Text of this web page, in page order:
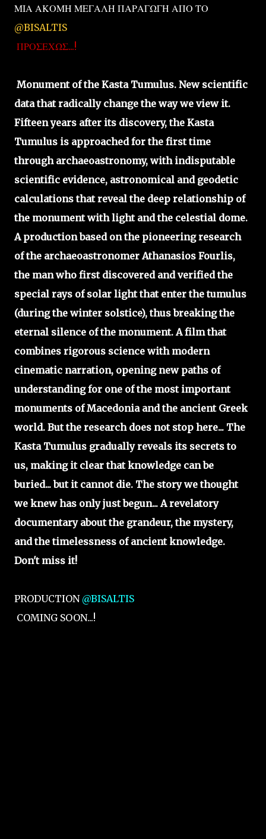
ΜΙΑ ΑΚΟΜΗ ΜΕΓΑΛΗ ΠΑΡΑΓΩΓΗ ΑΠΟ ΤΟ
@BISALTIS‬
ΠΡΟΣΕΧΩΣ...!
Monument of the Kasta Tumulus. New scientific
data that radically change the way we view it.
Fifteen years after its discovery, the Kasta
Tumulus is approached for the first time
through archaeoastronomy, with indisputable
scientific evidence, astronomical and geodetic
calculations that reveal the deep relationship of
the monument with light and the celestial dome.
A production based on the pioneering research
of the archaeoastronomer Athanasios Fourlis,
the man who first discovered and verified the
special rays of solar light that enter the tumulus
(during the winter solstice), thus breaking the
eternal silence of the monument. A film that
combines rigorous science with modern
cinematic narration, opening new paths of
understanding for one of the most important
monuments of Macedonia and the ancient Greek
world. But the research does not stop here... The
Kasta Tumulus gradually reveals its secrets to
us, making it clear that knowledge can be
buried... but it cannot die. The story we thought
we knew has only just begun... A revelatory
documentary about the grandeur, the mystery,
and the timelessness of ancient knowledge.
Don't miss it!
PRODUCTION ‪ @BISALTIS‬
COMING SOON...!